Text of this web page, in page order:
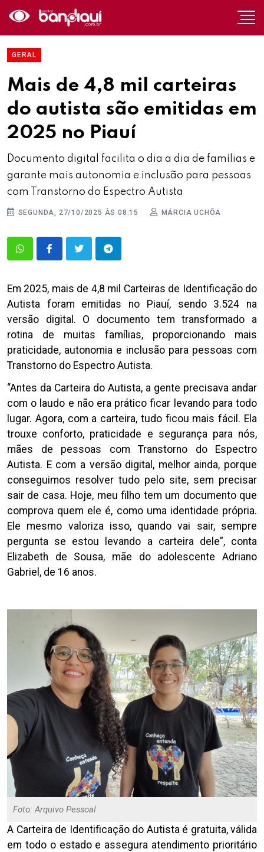
GERAL
Mais de 4,8 mil carteiras
do autista são emitidas em
2025 no Piauí
Documento digital facilita o dia a dia de famílias e
garante mais autonomia e inclusão para pessoas
com Transtorno do Espectro Autista
SEGUNDA, 27/10/2025 ÀS 08:15 MÁRCIA UCHÔA
Em 2025, mais de 4,8 mil Carteiras de Identificação do
Autista foram emitidas no Piauí, sendo 3.524 na
versão digital. O documento tem transformado a
rotina de muitas famílias, proporcionando mais
praticidade, autonomia e inclusão para pessoas com
Transtorno do Espectro Autista.
“Antes da Carteira do Autista, a gente precisava andar
com o laudo e não era prático ficar levando para todo
lugar. Agora, com a carteira, tudo ficou mais fácil. Ela
trouxe conforto, praticidade e segurança para nós,
mães de pessoas com Transtorno do Espectro
Autista. E com a versão digital, melhor ainda, porque
conseguimos resolver tudo pelo site, sem precisar
sair de casa. Hoje, meu filho tem um documento que
comprova quem ele é, como uma identidade própria.
Ele mesmo valoriza isso, quando vai sair, sempre
pergunta se estou levando a carteira dele”, conta
Elizabeth de Sousa, mãe do adolescente Adriano
Gabriel, de 16 anos.
Foto: Arquivo Pessoal
A Carteira de Identificação do Autista é gratuita, válida
em todo o estado e assegura atendimento prioritário